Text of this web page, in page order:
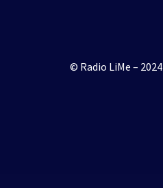
© Radio LiMe – 2024